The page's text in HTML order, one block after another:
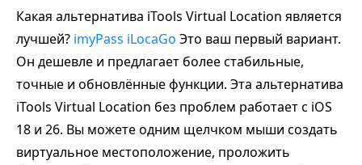
Какая альтернатива iTools Virtual Location является
лучшей? imyPass iLocaGo Это ваш первый вариант.
Он дешевле и предлагает более стабильные,
точные и обновлённые функции. Эта альтернатива
iTools Virtual Location без проблем работает с iOS
18 и 26. Вы можете одним щелчком мыши создать
виртуальное местоположение, проложить